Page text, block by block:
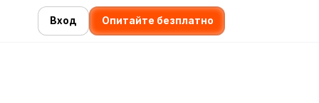
Вход Опитайте безплатно